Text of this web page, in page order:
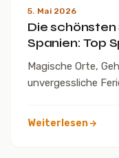
5. Mai 2026
Die
Spanien: Top
Magische Orte,
unvergessliche
Weiterlesen